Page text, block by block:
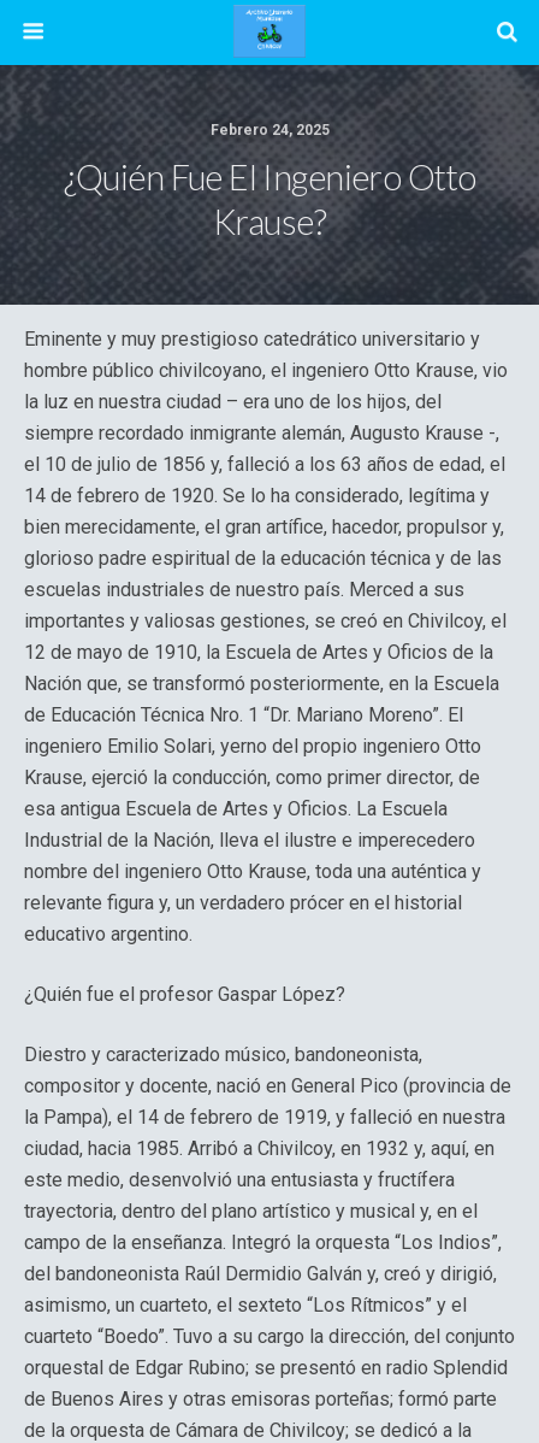
Febrero 24, 2025
¿Quién Fue El Ingeniero Otto
Krause?
Eminente y muy prestigioso catedrático universitario y
hombre público chivilcoyano, el ingeniero Otto Krause, vio
la luz en nuestra ciudad – era uno de los hijos, del
siempre recordado inmigrante alemán, Augusto Krause -,
el 10 de julio de 1856 y, falleció a los 63 años de edad, el
14 de febrero de 1920. Se lo ha considerado, legítima y
bien merecidamente, el gran artífice, hacedor, propulsor y,
glorioso padre espiritual de la educación técnica y de las
escuelas industriales de nuestro país. Merced a sus
importantes y valiosas gestiones, se creó en Chivilcoy, el
12 de mayo de 1910, la Escuela de Artes y Oficios de la
Nación que, se transformó posteriormente, en la Escuela
de Educación Técnica Nro. 1 “Dr. Mariano Moreno”. El
ingeniero Emilio Solari, yerno del propio ingeniero Otto
Krause, ejerció la conducción, como primer director, de
esa antigua Escuela de Artes y Oficios. La Escuela
Industrial de la Nación, lleva el ilustre e imperecedero
nombre del ingeniero Otto Krause, toda una auténtica y
relevante figura y, un verdadero prócer en el historial
educativo argentino.
¿Quién fue el profesor Gaspar López?
Diestro y caracterizado músico, bandoneonista,
compositor y docente, nació en General Pico (provincia de
la Pampa), el 14 de febrero de 1919, y falleció en nuestra
ciudad, hacia 1985. Arribó a Chivilcoy, en 1932 y, aquí, en
este medio, desenvolvió una entusiasta y fructífera
trayectoria, dentro del plano artístico y musical y, en el
campo de la enseñanza. Integró la orquesta “Los Indios”,
del bandoneonista Raúl Dermidio Galván y, creó y dirigió,
asimismo, un cuarteto, el sexteto “Los Rítmicos” y el
cuarteto “Boedo”. Tuvo a su cargo la dirección, del conjunto
orquestal de Edgar Rubino; se presentó en radio Splendid
de Buenos Aires y otras emisoras porteñas; formó parte
de la orquesta de Cámara de Chivilcoy; se dedicó a la